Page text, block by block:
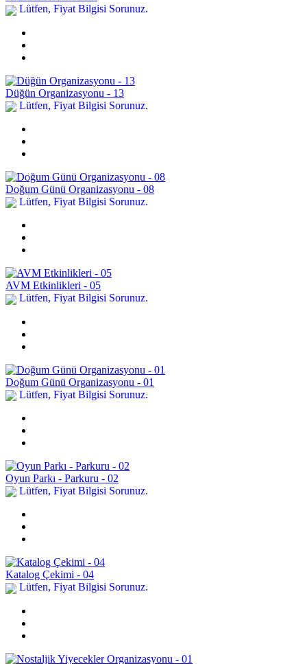
Lütfen, Fiyat Bilgisi Sorunuz.
Düğün Organizasyonu - 13
Lütfen, Fiyat Bilgisi Sorunuz.
Doğum Günü Organizasyonu - 08
Lütfen, Fiyat Bilgisi Sorunuz.
AVM Etkinlikleri - 05
Lütfen, Fiyat Bilgisi Sorunuz.
Doğum Günü Organizasyonu - 01
Lütfen, Fiyat Bilgisi Sorunuz.
Oyun Parkı - Parkuru - 02
Lütfen, Fiyat Bilgisi Sorunuz.
Katalog Çekimi - 04
Lütfen, Fiyat Bilgisi Sorunuz.